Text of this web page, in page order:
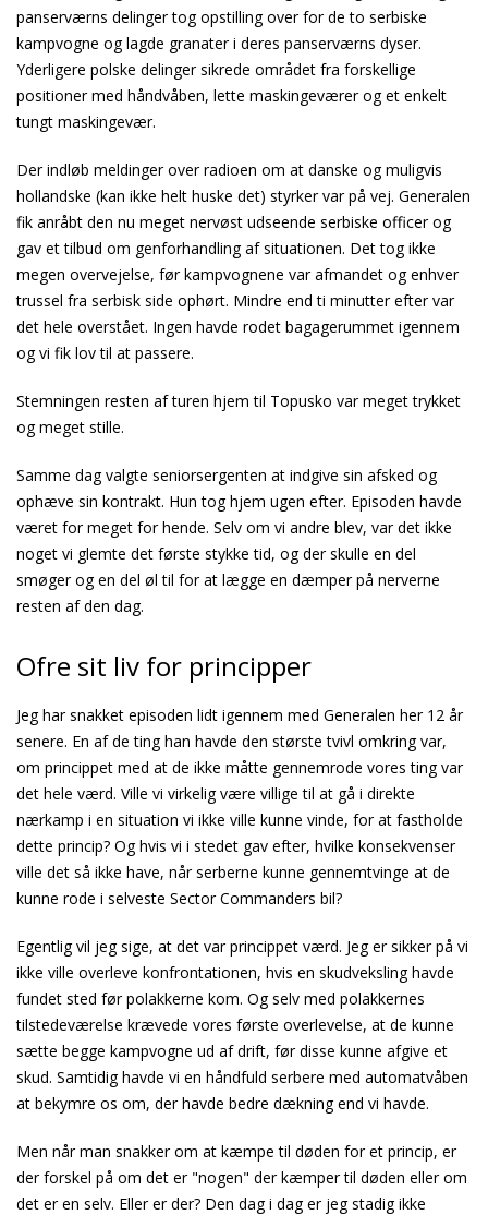
panserværns delinger tog opstilling over for de to serbiske
kampvogne og lagde granater i deres panserværns dyser.
Yderligere polske delinger sikrede området fra forskellige
positioner med håndvåben, lette maskingeværer og et enkelt
tungt maskingevær.
Der indløb meldinger over radioen om at danske og muligvis
hollandske (kan ikke helt huske det) styrker var på vej. Generalen
fik anråbt den nu meget nervøst udseende serbiske officer og
gav et tilbud om genforhandling af situationen. Det tog ikke
megen overvejelse, før kampvognene var afmandet og enhver
trussel fra serbisk side ophørt. Mindre end ti minutter efter var
det hele overstået. Ingen havde rodet bagagerummet igennem
og vi fik lov til at passere.
Stemningen resten af turen hjem til Topusko var meget trykket
og meget stille.
Samme dag valgte seniorsergenten at indgive sin afsked og
ophæve sin kontrakt. Hun tog hjem ugen efter. Episoden havde
været for meget for hende. Selv om vi andre blev, var det ikke
noget vi glemte det første stykke tid, og der skulle en del
smøger og en del øl til for at lægge en dæmper på nerverne
resten af den dag.
Ofre sit liv for principper
Jeg har snakket episoden lidt igennem med Generalen her 12 år
senere. En af de ting han havde den største tvivl omkring var,
om princippet med at de ikke måtte gennemrode vores ting var
det hele værd. Ville vi virkelig være villige til at gå i direkte
nærkamp i en situation vi ikke ville kunne vinde, for at fastholde
dette princip? Og hvis vi i stedet gav efter, hvilke konsekvenser
ville det så ikke have, når serberne kunne gennemtvinge at de
kunne rode i selveste Sector Commanders bil?
Egentlig vil jeg sige, at det var princippet værd. Jeg er sikker på vi
ikke ville overleve konfrontationen, hvis en skudveksling havde
fundet sted før polakkerne kom. Og selv med polakkernes
tilstedeværelse krævede vores første overlevelse, at de kunne
sætte begge kampvogne ud af drift, før disse kunne afgive et
skud. Samtidig havde vi en håndfuld serbere med automatvåben
at bekymre os om, der havde bedre dækning end vi havde.
Men når man snakker om at kæmpe til døden for et princip, er
der forskel på om det er "nogen" der kæmper til døden eller om
det er en selv. Eller er der? Den dag i dag er jeg stadig ikke